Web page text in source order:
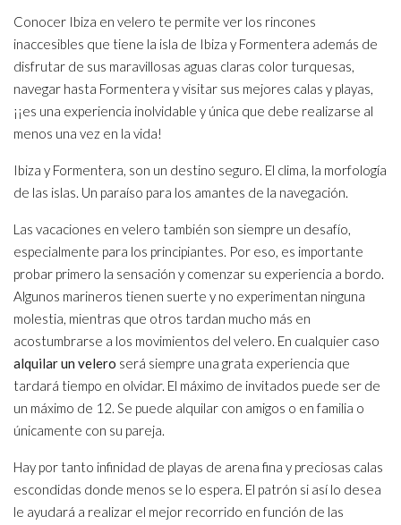
Conocer Ibiza en velero te permite ver los rincones
inaccesibles que tiene la isla de Ibiza y Formentera además de
disfrutar de sus maravillosas aguas claras color turquesas,
navegar hasta Formentera y visitar sus mejores calas y playas,
¡¡es una experiencia inolvidable y única que debe realizarse al
menos una vez en la vida!
Ibiza y Formentera, son un destino seguro. El clima, la morfología
de las islas. Un paraíso para los amantes de la navegación.
Las vacaciones en velero también son siempre un desafío,
especialmente para los principiantes. Por eso, es importante
probar primero la sensación y comenzar su experiencia a bordo.
Algunos marineros tienen suerte y no experimentan ninguna
molestia, mientras que otros tardan mucho más en
acostumbrarse a los movimientos del velero. En cualquier caso
alquilar un velero será siempre una grata experiencia que
tardará tiempo en olvidar. El máximo de invitados puede ser de
un máximo de 12. Se puede alquilar con amigos o en familia o
únicamente con su pareja.
Hay por tanto infinidad de playas de arena fina y preciosas calas
escondidas donde menos se lo espera. El patrón si así lo desea
le ayudará a realizar el mejor recorrido en función de las